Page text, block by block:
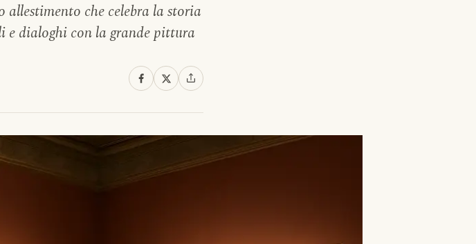
che celebra la storia
e dialoghi con la grande pittura